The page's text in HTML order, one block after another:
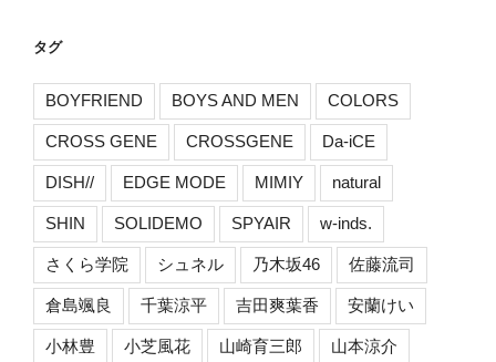
タグ
BOYFRIEND BOYS AND MEN COLORS
CROSS GENE CROSSGENE Da-iCE
DISH// EDGE MODE MIMIY natural
SHIN SOLIDEMO SPYAIR w-inds.
さくら学院 シュネル 乃木坂46 佐藤流司
倉島颯良 千葉涼平 吉田爽葉香 安蘭けい
小林豊 小芝風花 山崎育三郎 山本涼介